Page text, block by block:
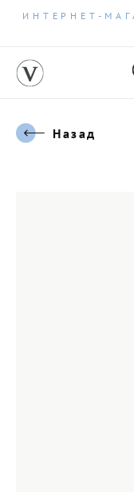
ИНТЕРНЕТ-
Назад